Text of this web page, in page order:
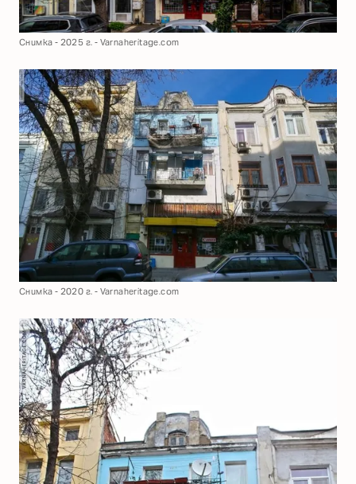
Снимка - 2025 г. - Varnaheritage.com
Снимка - 2020 г. - Varnaheritage.com